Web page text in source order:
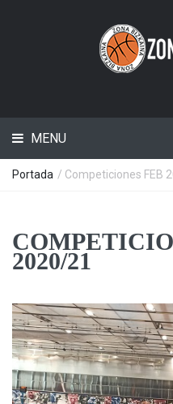
MENU
Portada / Competiciones FEB
2020/21